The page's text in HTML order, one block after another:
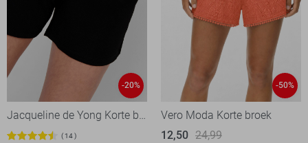
-20%
Jacqueline de Yong Korte broek
14
-50%
Vero Moda Korte broek
12,50 24,99